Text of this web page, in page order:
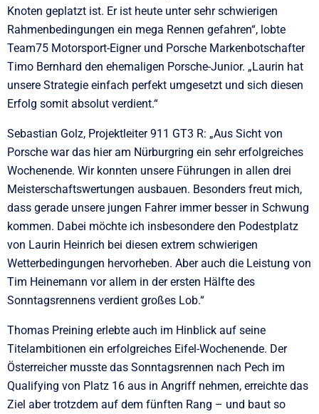
Knoten geplatzt ist. Er ist heute unter sehr schwierigen
Rahmenbedingungen ein mega Rennen gefahren“, lobte
Team75 Motorsport-Eigner und Porsche Markenbotschafter
Timo Bernhard den ehemaligen Porsche-Junior. „Laurin hat
unsere Strategie einfach perfekt umgesetzt und sich diesen
Erfolg somit absolut verdient.“
Sebastian Golz, Projektleiter 911 GT3 R: „Aus Sicht von
Porsche war das hier am Nürburgring ein sehr erfolgreiches
Wochenende. Wir konnten unsere Führungen in allen drei
Meisterschaftswertungen ausbauen. Besonders freut mich,
dass gerade unsere jungen Fahrer immer besser in Schwung
kommen. Dabei möchte ich insbesondere den Podestplatz
von Laurin Heinrich bei diesen extrem schwierigen
Wetterbedingungen hervorheben. Aber auch die Leistung von
Tim Heinemann vor allem in der ersten Hälfte des
Sonntagsrennens verdient großes Lob.“
Thomas Preining erlebte auch im Hinblick auf seine
Titelambitionen ein erfolgreiches Eifel-Wochenende. Der
Österreicher musste das Sonntagsrennen nach Pech im
Qualifying von Platz 16 aus in Angriff nehmen, erreichte das
Ziel aber trotzdem auf dem fünften Rang – und baut so